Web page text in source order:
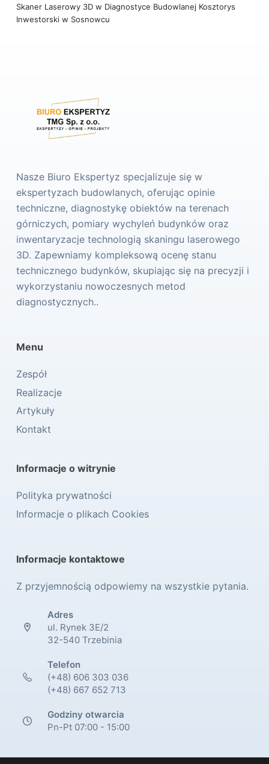
Skaner Laserowy 3D w Diagnostyce Budowlanej Kosztorys
Inwestorski w Sosnowcu
Nasze Biuro Ekspertyz specjalizuje się w
ekspertyzach budowlanych, oferując opinie
techniczne, diagnostykę obiektów na terenach
górniczych, pomiary wychyleń budynków oraz
inwentaryzacje technologią skaningu laserowego
3D. Zapewniamy kompleksową ocenę stanu
technicznego budynków, skupiając się na precyzji i
wykorzystaniu nowoczesnych metod
diagnostycznych..
Menu
Zespół
Realizacje
Artykuły
Kontakt
Informacje o witrynie
Polityka prywatności
Informacje o plikach Cookies
Informacje kontaktowe
Z przyjemnością odpowiemy na wszystkie pytania.
Adres
ul. Rynek 3E/2
32-540 Trzebinia
Telefon
(+48) 606 303 036
(+48) 667 652 713
Godziny otwarcia
Pn-Pt 07:00 - 15:00